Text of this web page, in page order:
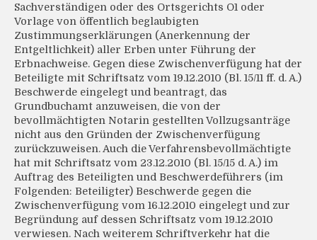
Sachverständigen oder des Ortsgerichts O1 oder
Vorlage von öffentlich beglaubigten
Zustimmungserklärungen (Anerkennung der
Entgeltlichkeit) aller Erben unter Führung der
Erbnachweise. Gegen diese Zwischenverfügung hat der
Beteiligte mit Schriftsatz vom 19.12.2010 (Bl. 15/11 ff. d. A.)
Beschwerde eingelegt und beantragt, das
Grundbuchamt anzuweisen, die von der
bevollmächtigten Notarin gestellten Vollzugsanträge
nicht aus den Gründen der Zwischenverfügung
zurückzuweisen. Auch die Verfahrensbevollmächtigte
hat mit Schriftsatz vom 23.12.2010 (Bl. 15/15 d. A.) im
Auftrag des Beteiligten und Beschwerdeführers (im
Folgenden: Beteiligter) Beschwerde gegen die
Zwischenverfügung vom 16.12.2010 eingelegt und zur
Begründung auf dessen Schriftsatz vom 19.12.2010
verwiesen. Nach weiterem Schriftverkehr hat die